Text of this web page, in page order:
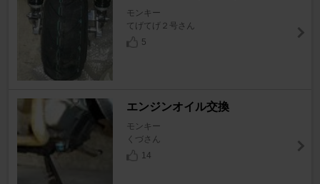
モンキー
てげてげ２号さん
5
エンジンオイル交換
モンキー
くづさん
14